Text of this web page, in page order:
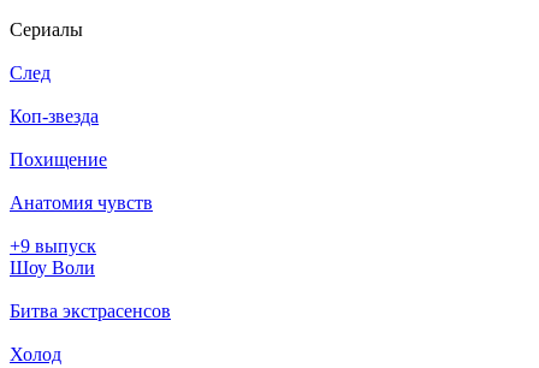
Се­риа­лы
След
Коп-звезда
Похищение
Анатомия чувств
+9 выпуск
Шоу Воли
Битва экстрасенсов
Холод